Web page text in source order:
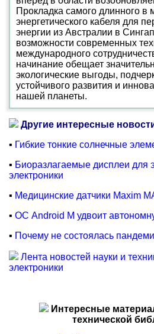
Прокладка самого длинного в
энергетического кабеля для
энергии из Австралии в
возможности современных
международного
начинание обещает
экологические выгоды,
устойчивого развития и
нашей планеты.
Другие интересные
▪ Гибкие тонкие солнечные
▪ Биоразлагаемые дисплеи для
электроники
▪ Медицинские датчики Maxim
▪ ОС Android M удвоит
▪ Почему не состоялась
Лента новостей науки и
электроники
Интересные
технической